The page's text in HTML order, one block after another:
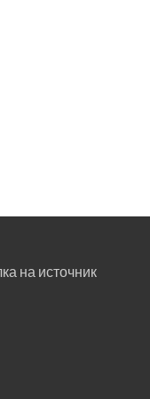
на источник